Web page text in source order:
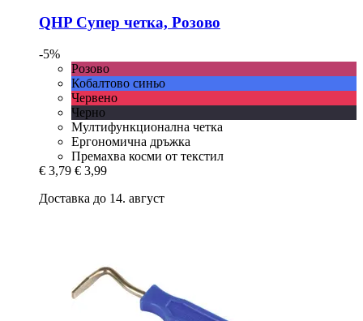
QHP Супер четка, Розово
-5%
Розово
Кобалтово синьо
Червено
Черно
Мултифункционална четка
Ергономична дръжка
Премахва косми от текстил
€ 3,79 € 3,99
Доставка до 14. август